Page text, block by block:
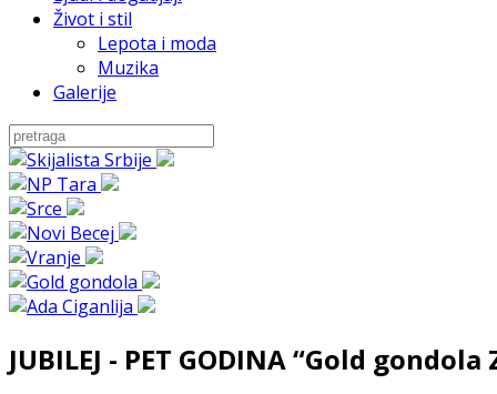
Život i stil
Lepota i moda
Muzika
Galerije
JUBILEJ - PET GODINA “Gold